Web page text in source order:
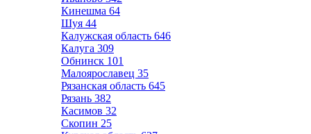
Кинешма 64
Шуя 44
Калужская область 646
Калуга 309
Обнинск 101
Малоярославец 35
Рязанская область 645
Рязань 382
Касимов 32
Скопин 25